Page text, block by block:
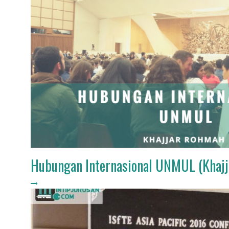
Hubungan Internasional UNMUL